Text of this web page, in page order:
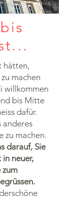
hätten,
machen
willkommen
bis Mitte
dafür.
anderes
zu machen.
darauf, Sie
neuer,
zum